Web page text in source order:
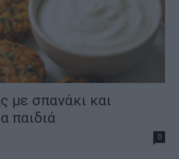
με σπανάκι και
παιδιά
0